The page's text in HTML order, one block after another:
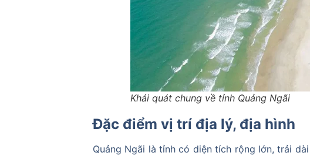
Khái quát chung về tỉnh Quảng Ngãi
Đặc điểm vị trí địa lý, địa hình
Quảng Ngãi là tỉnh có diện tích rộng lớn, trải